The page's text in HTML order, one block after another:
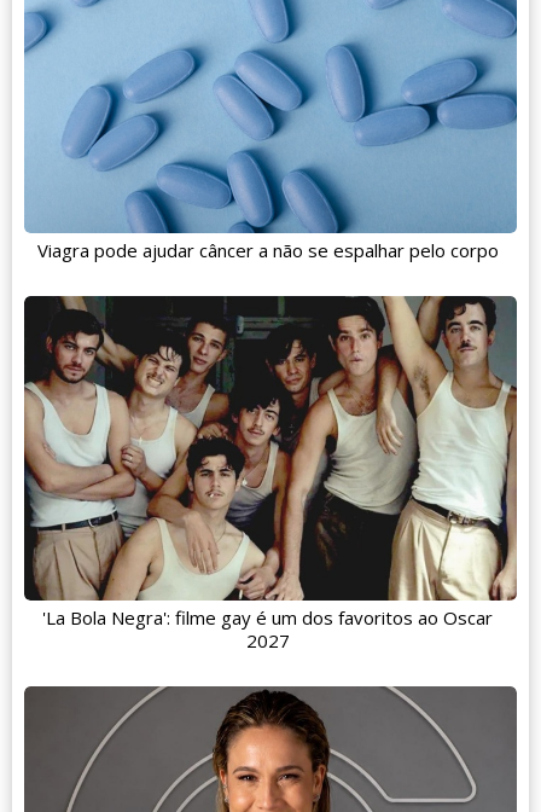
Viagra pode ajudar câncer a não se espalhar pelo corpo
'La Bola Negra': filme gay é um dos favoritos ao Oscar
2027